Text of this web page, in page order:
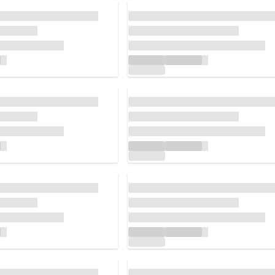
... 読み込んでいます...
... 読み込んでいます...
... 読み込んでいます...